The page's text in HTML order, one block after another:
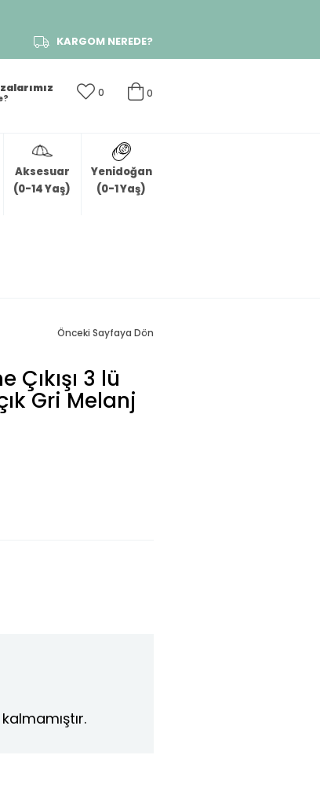
KARGOM NEREDE?
0
0
Aksesuar
(0-14 Yaş)
Yenidoğan
(0-1 Yaş)
Önceki Sayfaya Dön
Çıkışı 3 lü
Gri Melanj